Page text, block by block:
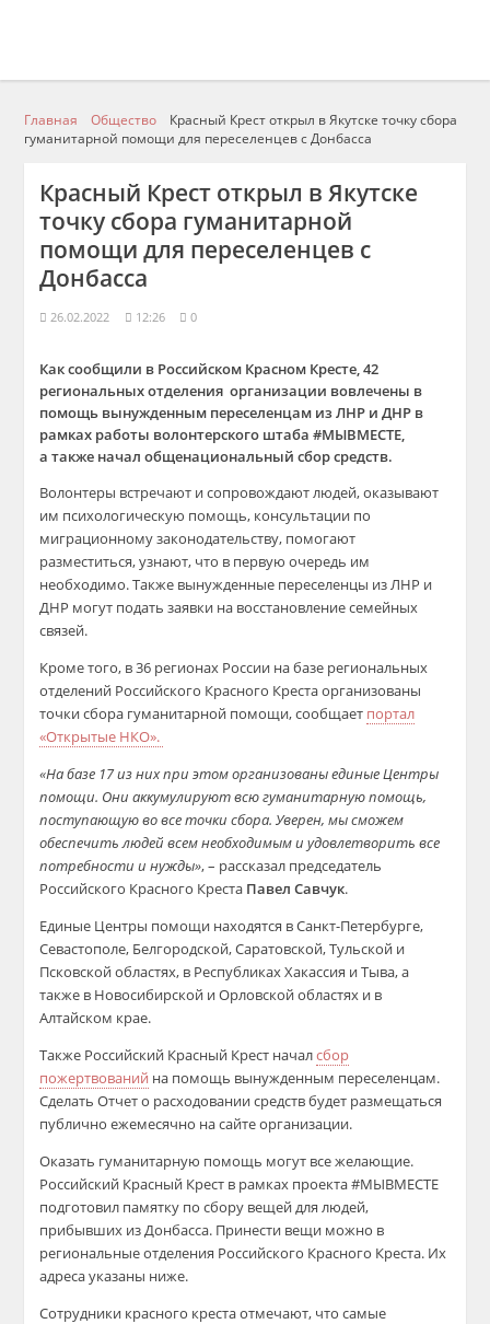
Главная Общество
Красный Крест открыл в Якутске точку сбора
гуманитарной помощи для переселенцев с Донбасса
Красный Крест открыл в Якутске
точку сбора гуманитарной
помощи для переселенцев с
Донбасса
26.02.2022 12:26 0
Как сообщили в Российском Красном Кресте, 42
региональных отделения организации вовлечены в
помощь вынужденным переселенцам из ЛНР и ДНР в
рамках работы волонтерского штаба #МЫВМЕСТЕ,
а также начал общенациональный сбор средств.
Волонтеры встречают и сопровождают людей, оказывают
им психологическую помощь, консультации по
миграционному законодательству, помогают
разместиться, узнают, что в первую очередь им
необходимо. Также вынужденные переселенцы из ЛНР и
ДНР могут подать заявки на восстановление семейных
связей.
Кроме того, в 36 регионах России на базе региональных
отделений Российского Красного Креста организованы
точки сбора гуманитарной помощи, сообщает портал
«Открытые НКО».
«На базе 17 из них при этом организованы единые Центры
помощи. Они аккумулируют всю гуманитарную помощь,
поступающую во все точки сбора. Уверен, мы сможем
обеспечить людей всем необходимым и удовлетворить все
потребности и нужды», – рассказал председатель
Российского Красного Креста Павел Савчук.
Единые Центры помощи находятся в Санкт-Петербурге,
Севастополе, Белгородской, Саратовской, Тульской и
Псковской областях, в Республиках Хакассия и Тыва, а
также в Новосибирской и Орловской областях и в
Алтайском крае.
Также Российский Красный Крест началсбор
пожертвований на помощь вынужденным переселенцам.
Сделать Отчет о расходовании средств будет размещаться
публично ежемесячно на сайте организации.
Оказать гуманитарную помощь могут все желающие.
Российский Красный Крест в рамках проекта #МЫВМЕСТЕ
подготовил памятку по сбору вещей для людей,
прибывших из Донбасса. Принести вещи можно в
региональные отделения Российского Красного Креста. Их
адреса указаны ниже.
Сотрудники красного креста отмечают, что самые